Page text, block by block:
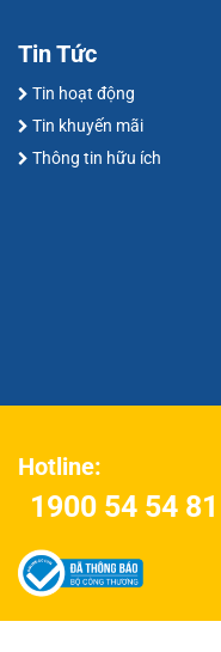
Tin Tức
Tin hoạt động
Tin khuyến mãi
Thông tin hữu ích
Hotline:
1900 54 54 81